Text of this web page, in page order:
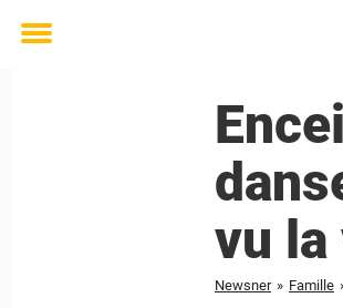
Toggle
vu la
Newsner » Famille